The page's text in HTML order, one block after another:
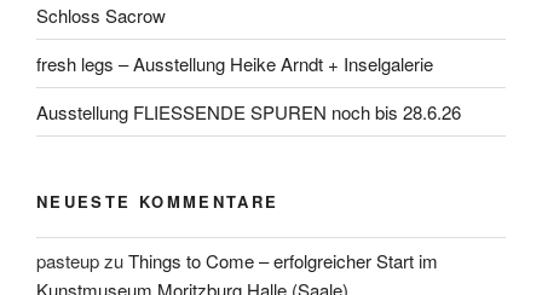
Schloss Sacrow
fresh legs – Ausstellung Heike Arndt + Inselgalerie
Ausstellung FLIESSENDE SPUREN noch bis 28.6.26
NEUESTE KOMMENTARE
pasteupzuThings to Come – erfolgreicher Start im